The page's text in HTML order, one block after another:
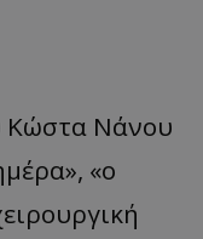
Κώστα Νάνου
«ο